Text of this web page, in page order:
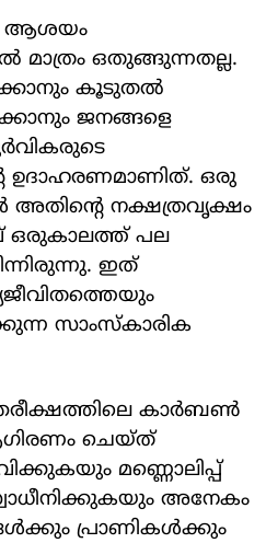
ആശയം
മാത്രം ഒതുങ്ങുന്നതല്ല.
കൂടുതല്‍
ജനങ്ങളെ
ഉദാഹരണമാണിത്. ഒരു
നക്ഷത്രവൃക്ഷം
ഒരുകാലത്ത് പല
ഇത്
സാംസ്‌കാരിക
കാര്‍ബണ്‍
ചെയ്ത്
മണ്ണൊലിപ്പ്
അനേകം
പ്രാണികള്‍ക്കും